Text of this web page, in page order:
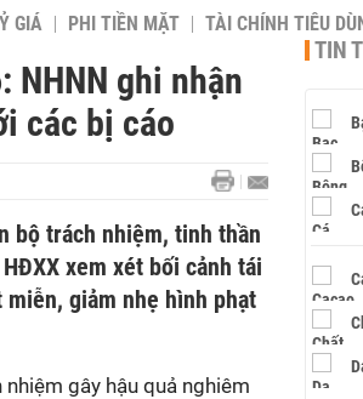
GIÁ PHI TIỀN MẶT TÀI CHÍNH TIÊU
NHNN ghi nhận
các bị cáo
bộ trách nhiệm, tinh thần
xem xét bối cảnh tái
giảm nhẹ hình phạt
gây hậu quả nghiêm
TIN